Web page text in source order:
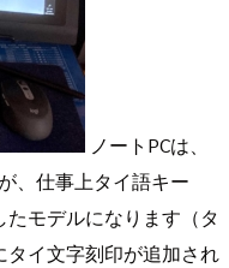
ノートPCは、
、仕事上タイ語キー
モデルになります（タ
イ文字刻印が追加され